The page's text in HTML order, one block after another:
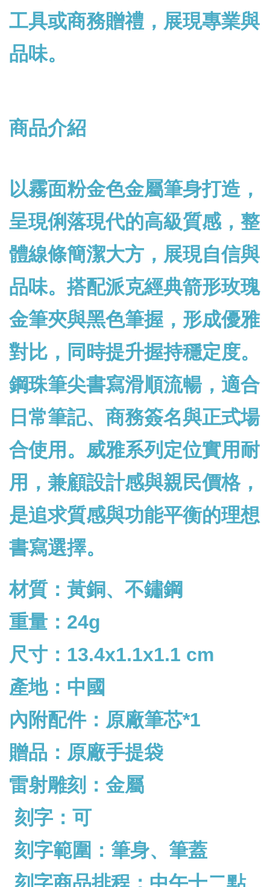
工具或商務贈禮，展現專業與
品味。
商品介紹
以霧面粉金色金屬筆身打造，
呈現俐落現代的高級質感，整
體線條簡潔大方，展現自信與
品味。搭配派克經典箭形玫瑰
金筆夾與黑色筆握，形成優雅
對比，同時提升握持穩定度。
鋼珠筆尖書寫滑順流暢，適合
日常筆記、商務簽名與正式場
合使用。威雅系列定位實用耐
用，兼顧設計感與親民價格，
是追求質感與功能平衡的理想
書寫選擇。
材質：黃銅、不鏽鋼
重量：24g
尺寸：13.4x1.1x1.1 cm
產地：中國
內附配件： 原廠筆芯*1
贈品：原廠手提袋
雷射雕刻：金屬
刻字：可
刻字範圍：筆身、筆蓋